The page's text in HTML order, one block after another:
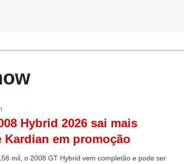
Hybrid 2026 sai mais
Kardian em promoção
mil, o 2008 GT Hybrid vem completão e pode ser